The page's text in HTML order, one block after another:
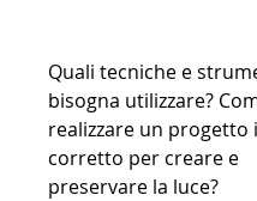
Quali tecniche e
bisogna utilizzare?
realizzare un progetto
corretto per creare e
preservare la luce?